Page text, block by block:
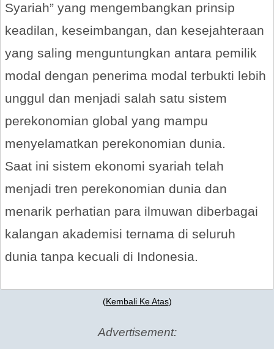
Syariah” yang mengembangkan prinsip
keadilan, keseimbangan, dan kesejahteraan
yang saling menguntungkan antara pemilik
modal dengan penerima modal terbukti lebih
unggul dan menjadi salah satu sistem
perekonomian global yang mampu
menyelamatkan perekonomian dunia.
Saat ini sistem ekonomi syariah telah
menjadi tren perekonomian dunia dan
menarik perhatian para ilmuwan diberbagai
kalangan akademisi ternama di seluruh
dunia tanpa kecuali di Indonesia.
(Kembali Ke Atas)
Advertisement: